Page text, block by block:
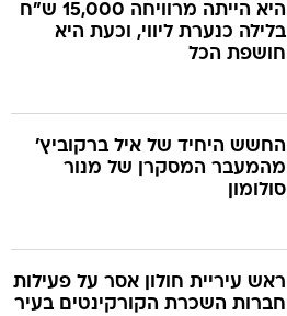
היא הייתה מרוויחה 15,000 ש"ח
בלילה כנערת ליווי, וכעת היא
חושפת הכל
החשש היחיד של איל ברקוביץ'
מהמעבר המסקרן של מנור
סולומון
ראש עיריית חולון אסר על פעילות
חברות השכרת הקורקינטים בעיר